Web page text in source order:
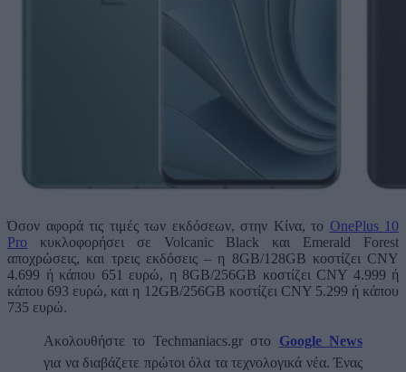
Όσον αφορά τις τιμές των εκδόσεων, στην Κίνα, το OnePlus 10
Pro κυκλοφορήσει σε Volcanic Black και Emerald Forest
αποχρώσεις, και τρεις εκδόσεις – η 8GB/128GB κοστίζει CNY
4.699 ή κάπου 651 ευρώ, η 8GB/256GB κοστίζει CNY 4.999 ή
κάπου 693 ευρώ, και η 12GB/256GB κοστίζει CNY 5.299 ή κάπου
735 ευρώ.
Ακολουθήστε το Techmaniacs.gr στο Google News
για να διαβάζετε πρώτοι όλα τα τεχνολογικά νέα. Ένας